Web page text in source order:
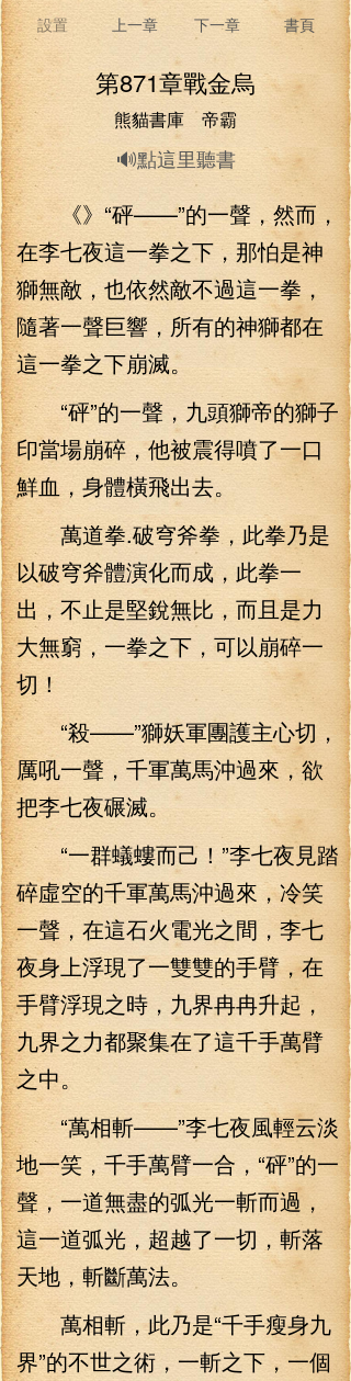
設置 上一章 下一章 書頁
第871章戰金烏
熊貓書庫 帝霸
🔊點這里聽書
《》“砰——”的一聲，然而，
在李七夜這一拳之下，那怕是神
獅無敵，也依然敵不過這一拳，
隨著一聲巨響，所有的神獅都在
這一拳之下崩滅。
“砰”的一聲，九頭獅帝的獅子
印當場崩碎，他被震得噴了一口
鮮血，身體橫飛出去。
萬道拳.破穹斧拳，此拳乃是
以破穹斧體演化而成，此拳一
出，不止是堅銳無比，而且是力
大無窮，一拳之下，可以崩碎一
切！
“殺——”獅妖軍團護主心切，
厲吼一聲，千軍萬馬沖過來，欲
把李七夜碾滅。
“一群蟻螻而己！”李七夜見踏
碎虛空的千軍萬馬沖過來，冷笑
一聲，在這石火電光之間，李七
夜身上浮現了一雙雙的手臂，在
手臂浮現之時，九界冉冉升起，
九界之力都聚集在了這千手萬臂
之中。
“萬相斬——”李七夜風輕云淡
地一笑，千手萬臂一合，“砰”的一
聲，一道無盡的弧光一斬而過，
這一道弧光，超越了一切，斬落
天地，斬斷萬法。
萬相斬，此乃是“千手瘦身九
界”的不世之術，一斬之下，一個